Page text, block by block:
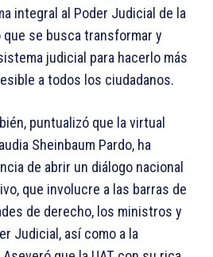
integral al Poder Judicial de la
que se busca transformar y
judicial para hacerlo más
a todos los ciudadanos.
puntualizó que la virtual
Sheinbaum Pardo, ha
de abrir un diálogo nacional
que involucre a las barras de
de derecho, los ministros y
Judicial, así como a la